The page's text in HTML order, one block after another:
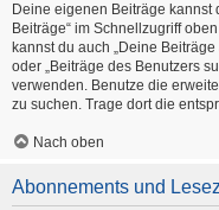
Deine eigenen Beiträge kannst
Beiträge“ im Schnellzugriff
kannst du auch „Deine
oder „Beiträge des Benutzers
verwenden. Benutze die
zu suchen. Trage dort die
Nach oben
Abonnements und